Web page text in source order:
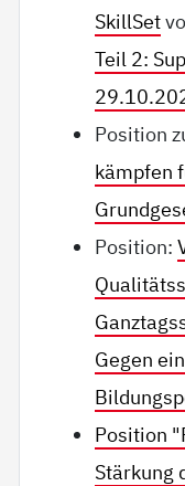
SkillSet
Teil 2:
Position
kämpfen
Position:
Gegen
Position
Stärkung